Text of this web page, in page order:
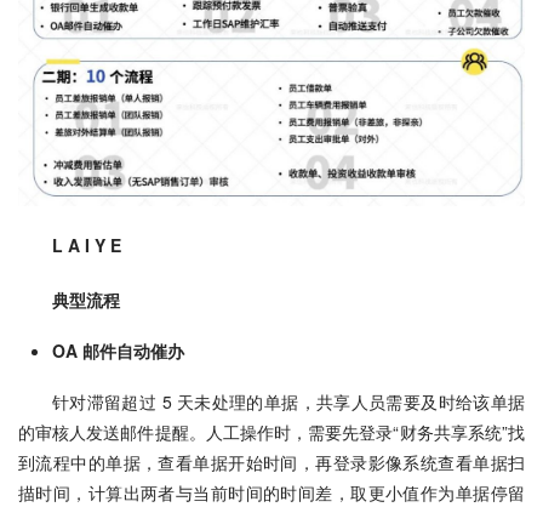
L A I Y E
典型流程
OA 邮件自动催办
针对滞留超过 5 天未处理的单据，共享人员需要及时给该单据
的审核人发送邮件提醒。人工操作时，需要先登录“财务共享系统”找
到流程中的单据，查看单据开始时间，再登录影像系统查看单据扫
描时间，计算出两者与当前时间的时间差，取更小值作为单据停留